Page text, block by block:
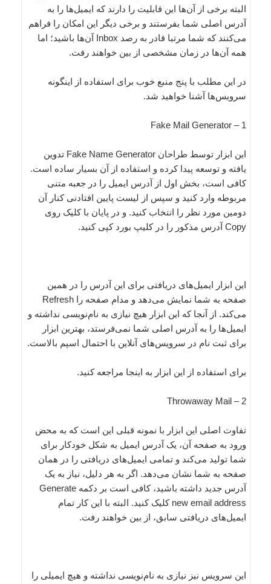
البته برخی از آن‌ها این قابلیت را دارند که ایمیل‌ها را به
آدرس اصلی شما بفرستند و برخی دیگر این امکان را فراهم
می‌کنند که شما مرتبا قادر به رصد Inbox آن‌ها باشید؛ اما
همه آن‌ها در زمان مشخصی از بین خواهند رفت.
در این مطلب با پنج منبع خوب برای استفاده از اینگونه
سرویس‌ها آشنا خواهید شد.
1 – Fake Mail Generator
این ابزار توسط طراحان Fake Name Generator تدوین
یافته و توسعه پیدا کرده و استفاده از آن بسیار ساده است.
کافی است، بخش اول از آدرس ایمیل را در ‌جعبه متنی
مربوطه وارد کنید و سپس از لیست پایین افتادنی کنار آن
دومین مورد نظر را انتخاب کنید. و در پایان با کلیک ‌روی
Copy آدرس مذکور را در کلیپ بورد کپی کنید.
این ابزار ایمیل‌های دریافتی برای این آدرس را در همین
صفحه به شما نمایش می‌دهد و ‌مدا‌م صفحه را Refresh
می‌کند. از آنجا‌ که این ابزار هیچ نیازی به ‌نام‌نویسی نداشته و
ایمیل‌ها را به آدرس اصلی شما نمی‌فرستد، بهترین ابزار
برای ثبت نام در سرویس‌های آنلاین با احتمال اسپم بالاست.
برای استفاده از این ابزار به اینجا مراجعه کنید.
2 – Throwaway Mail
تفاوت اصلی این ابزار با نمونه قبلی این است که به محض
ورود به صفحه آن، یک آدرس ایمیل به شکل خودکار برای
شما تولید می‌کند و تمامی ایمیل‌های دریافتی را در‌‌ همان
صفحه به شما نشان می‌دهد. اگر به هر دلیل‌، نیاز به یک
آدرس جدید داشته باشید، کافی است ‌بر دکمه Generate
new email address کلیک کنید. البته با این کار تمام
ایمیل‌های دریافتی سابق، از بین خواهند رفت.
این سرویس نیز نیازی به ‌نام‌نویسی نداشته و هیچ ایمیلی را